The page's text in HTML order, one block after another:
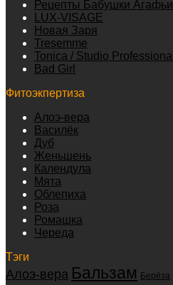
Рецепты Бабушки Агафьи
LUX-VISAGE
Новая Заря
Tresemme
Tonica / Studio Professional
Bad Girl
Фитоэкпертиза
Алоэ-вера
Василёк
Дуб
Женьшень
Календула
Мята
Облепиха
Роза
Ромашка
Череда
Тэги
Алоэ-вера Бальзам Берёза